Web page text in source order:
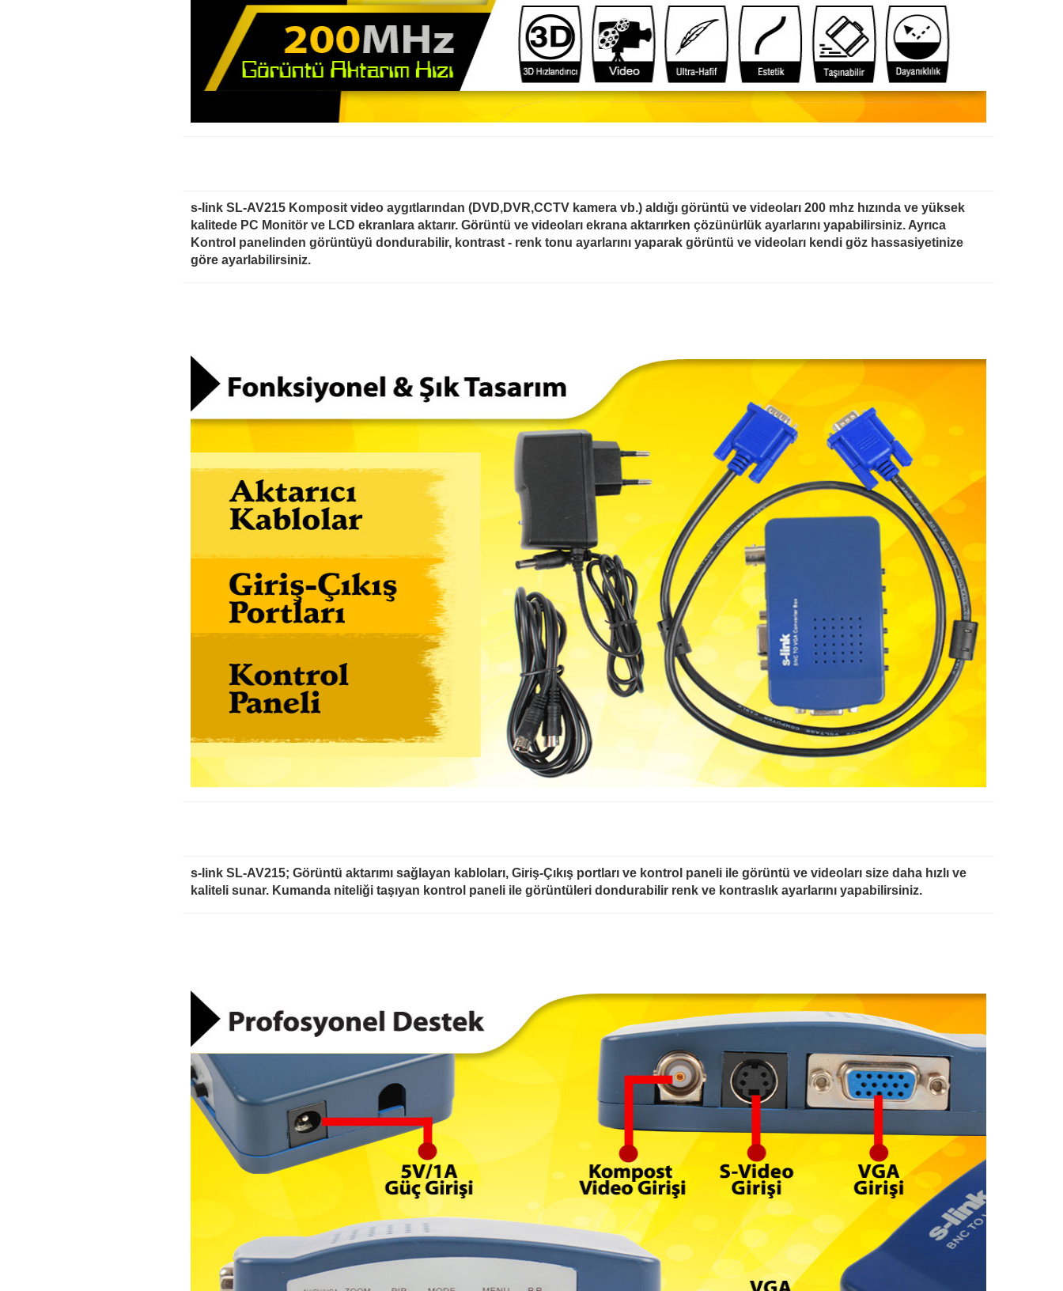
s-link SL-AV215 Komposit video aygıtlarından (DVD,DVR,CCTV kamera vb.) aldığı görüntü ve videoları 200 mhz hızında ve yüksek
kalitede PC Monitör ve LCD ekranlara aktarır. Görüntü ve videoları ekrana aktarırken çözünürlük ayarlarını yapabilirsiniz. Ayrıca
Kontrol panelinden görüntüyü dondurabilir, kontrast - renk tonu ayarlarını yaparak görüntü ve videoları kendi göz hassasiyetinize
göre ayarlabilirsiniz.
s-link SL-AV215; Görüntü aktarımı sağlayan kabloları, Giriş-Çıkış portları ve kontrol paneli ile görüntü ve videoları size daha hızlı ve
kaliteli sunar. Kumanda niteliği taşıyan kontrol paneli ile görüntüleri dondurabilir renk ve kontraslık ayarlarını yapabilirsiniz.